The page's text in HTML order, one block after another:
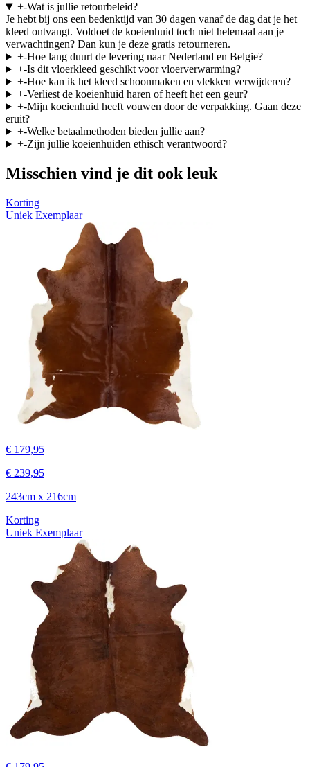
+-Wat is jullie retourbeleid?
Je hebt bij ons een bedenktijd van 30 dagen vanaf de dag dat je het
kleed ontvangt. Voldoet de koeienhuid toch niet helemaal aan je
verwachtingen? Dan kun je deze gratis retourneren.
+-Hoe lang duurt de levering naar Nederland en Belgie?
+-Is dit vloerkleed geschikt voor vloerverwarming?
+-Hoe kan ik het kleed schoonmaken en vlekken verwijderen?
+-Verliest de koeienhuid haren of heeft het een geur?
+-Mijn koeienhuid heeft vouwen door de verpakking. Gaan deze
eruit?
+-Welke betaalmethoden bieden jullie aan?
+-Zijn jullie koeienhuiden ethisch verantwoord?
Misschien vind je dit ook leuk
Korting
Uniek Exemplaar
€ 179,95
€ 239,95
243cm x 216cm
Korting
Uniek Exemplaar